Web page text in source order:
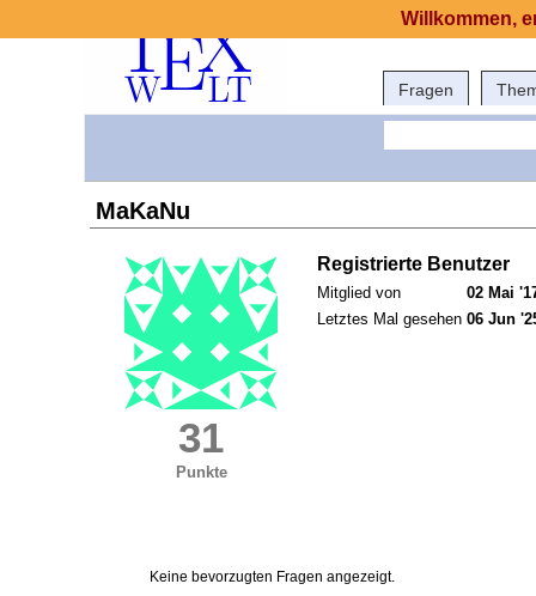
Fragen
MaKaNu
31
Punkte
Registrierte Benutzer
Mitglied von
02 Mai
Letztes Mal gesehen 06 Jun
Keine bevorzugten Fragen angezeigt.
Willkommen,